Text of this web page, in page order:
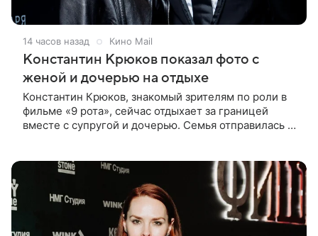
14 часов назад Кино Mail
Константин Крюков показал фото с
женой и дочерью на отдыхе
Константин Крюков, знакомый зрителям по роли в
фильме «9 рота», сейчас отдыхает за границей
вместе с супругой и дочерью. Семья отправилась в